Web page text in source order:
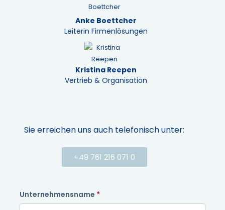
Anke Boettcher
Leiterin Firmenlösungen
Kristina Reepen
Vertrieb & Organisation
Sie erreichen uns auch telefonisch unter:
+49 761 216 071 0
Unternehmensname